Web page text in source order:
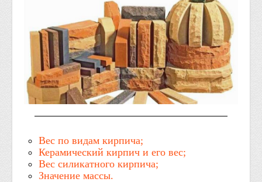
Вес по видам кирпича;
Керамический кирпич и его вес;
Вес силикатного кирпича;
Значение массы.